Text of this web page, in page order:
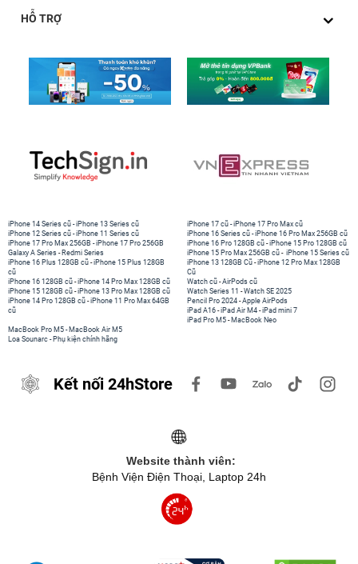
HỖ TRỢ
iPhone 14 Series cũ -iPhone 13 Series cũ
iPhone 12 Series cũ -iPhone 11 Series cũ
iPhone 17 Pro Max 256GB -iPhone 17 Pro 256GB
Galaxy A Series - Redmi Series
iPhone 17 cũ -iPhone 17 Pro Max cũ
iPhone 16 Series cũ - iPhone 16 Pro Max 256GB cũ
iPhone 16 Pro 128GB cũ -iPhone 15 Pro 128GB cũ
iPhone 15 Pro Max 256GB cũ - iPhone 15 Series cũ
iPhone 16 Plus 128GB cũ -iPhone 15 Plus 128GB
cũ
iPhone 16 128GB cũ -iPhone 14 Pro Max 128GB cũ
iPhone 15 128GB cũ -iPhone 13 Pro Max 128GB cũ
iPhone 14 Pro 128GB cũ -iPhone 11 Pro Max 64GB
cũ
iPhone 13 128GB Cũ -iPhone 12 Pro Max 128GB
Cũ
Watch cũ -AirPods cũ
Watch Series 11 -Watch SE 2025
Pencil Pro 2024 -Apple AirPods
iPad A16 -iPad Air M4 -iPad mini 7
iPad Pro M5 - MacBook Neo
MacBook Pro M5 - MacBook Air M5
Loa Sounarc - Phụ kiện chính hãng
Kết nối 24hStore
Website thành viên:
Bệnh Viện Điện Thoại, Laptop 24h